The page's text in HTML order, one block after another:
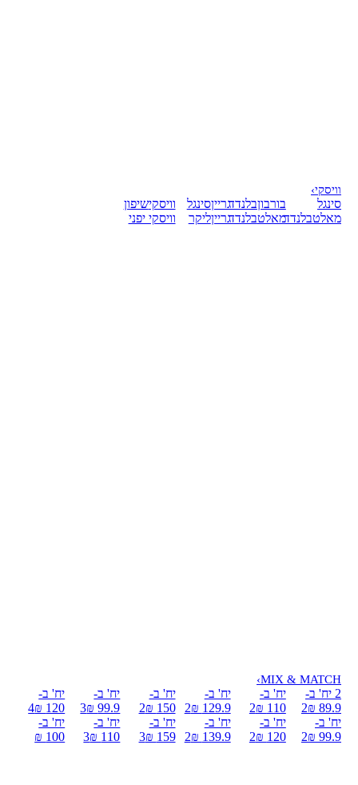
וויסקי›
סינגל
מאלטבלנדד
בורבוןבלנדד
מאלטבלנדד
גרייןסינגל
גרייןליקר
וויסקישיפון
וויסקי יפני
MIX & MATCH
›
2 יח' ב-
89.9 ₪
2
יח' ב-
99.9 ₪
2
יח' ב-
110 ₪
2
יח' ב-
120 ₪
2
יח' ב-
129.9 ₪
2
יח' ב-
139.9 ₪
2
יח' ב-
150 ₪
2
יח' ב-
159 ₪
3
יח' ב-
99.9 ₪
3
יח' ב-
110 ₪
3
יח' ב-
120 ₪
4
יח' ב-
100 ₪